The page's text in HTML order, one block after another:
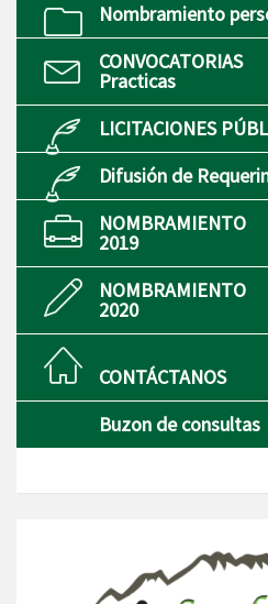
Nombramiento
CONVOCATORIAS
Practicas
LICITACIONES
Difusión de
NOMBRAMIENTO
2019
NOMBRAMIENTO
2020
CONTÁCTANOS
Buzon de consultas